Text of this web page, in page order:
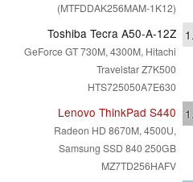
(MTFDDAK256MAM-1K12)
Toshiba Tecra A50-A-12Z
GeForce GT 730M, 4300M, Hitachi
Travelstar Z7K500
HTS725050A7E630
Lenovo ThinkPad S440
Radeon HD 8670M, 4500U,
Samsung SSD 840 250GB
MZ7TD256HAFV